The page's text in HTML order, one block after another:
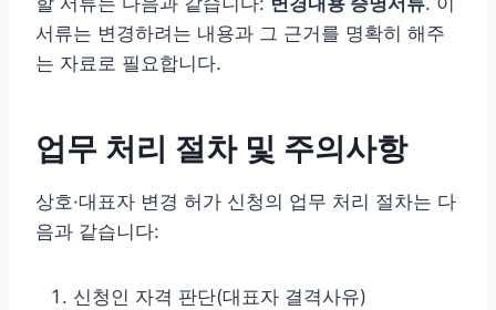
서류는 변경하려는 내용과 그 근거를 명확히 해주
는 자료로 필요합니다.
업무 처리 절차 및 주의사항
상호·대표자 변경 허가 신청의 업무 처리 절차는 다
음과 같습니다:
신청인 자격 판단(대표자 결격사유)